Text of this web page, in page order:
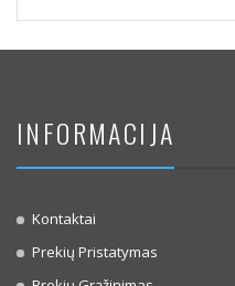
INFORMACIJA
Kontaktai
Prekių Pristatymas